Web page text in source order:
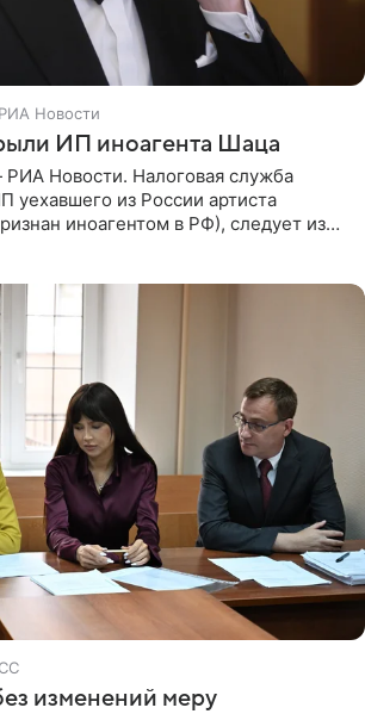
Новости
ИП иноагента Шаца
Новости. Налоговая служба
уехавшего из России артиста
иноагентом в РФ), следует из
изменений меру